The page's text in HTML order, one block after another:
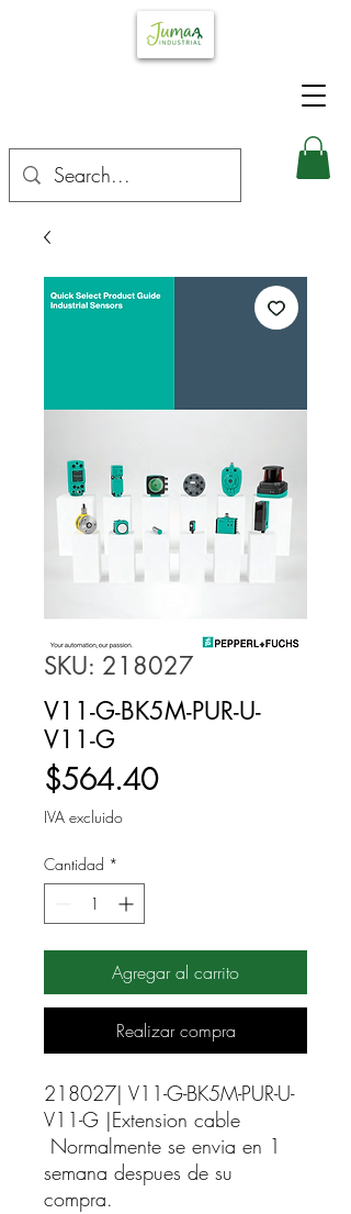
SKU: 218027
V11-G-BK5M-PUR-U-
V11-G
$564.40Precio
IVA excluido
Cantidad *
Agregar al carrito
Realizar compra
218027| V11-G-BK5M-PUR-U-
V11-G |Extension cable
Normalmente se envia en 1
semana despues de su
compra.